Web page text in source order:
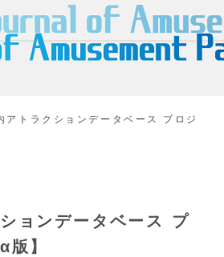
アトラクションデータベース プロジ
ョンデータベース プ
版】